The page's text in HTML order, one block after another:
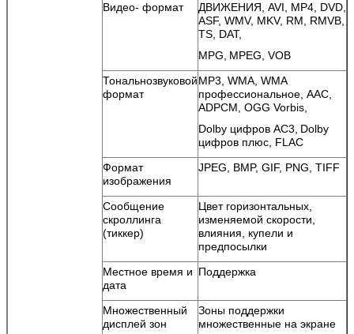
Видео- формат
ДВИЖЕНИЯ, AVI, MP4, DVD,
ASF, WMV, MKV, RM, RMVB,
TS, DAT,
MPG, MPEG, VOB
Тональнозвуковой
формат
MP3, WMA, WMA
профессиональное, AAC,
ADPCM, OGG Vorbis,
Dolby цифров AC3, Dolby
цифров плюс, FLAC
Формат
изображения
JPEG, BMP, GIF, PNG, TIFF
Сообщение
скроллинга
(тиккер)
Цвет горизонтальных,
изменяемой скорости,
влияния, купели и
предпосылки
Местное время и
дата
Поддержка
Множественный
дисплей зон
Зоны поддержки
множественные на экране